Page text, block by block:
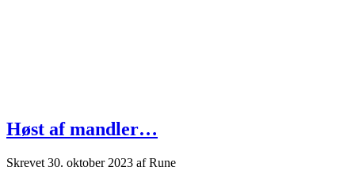
Høst af mandler…
Skrevet 30. oktober 2023 afRune